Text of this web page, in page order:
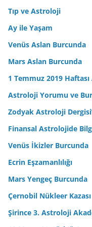
Tıp ve Astroloji
Ay ile Yaşam
Venüs Aslan Burcunda
Mars Aslan Burcunda
1 Temmuz 2019
Astroloji Yorumu ve
Zodyak Astroloji
Finansal Astrolojide
Venüs İkizler Burcunda
Ecrin Eşzamanlılığı
Mars Yengeç Burcunda
Çernobil Nükleer Kazası
Şirince 3. Astroloji